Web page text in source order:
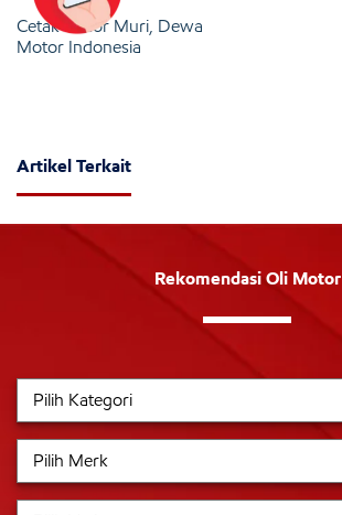
Cetak Rekor Muri, Dewa
Motor Indonesia
Artikel Terkait
Rekomendasi Oli Motor